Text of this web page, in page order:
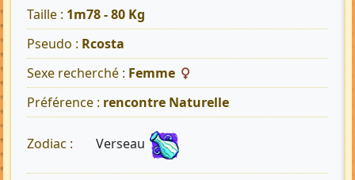
Taille : 1m78 - 80 Kg
Pseudo : Rcosta
Sexe recherché : Femme
Préférence : rencontre Naturelle
Zodiac : Verseau